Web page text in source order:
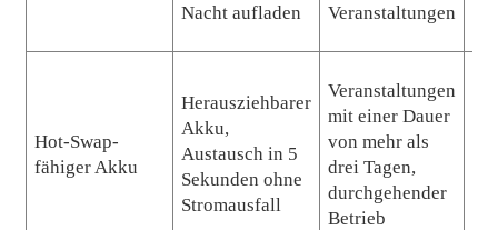
Nacht aufladen
Veranstaltungen
Hot-Swap-
fähiger Akku
Herausziehbarer
Akku,
Austausch in 5
Sekunden ohne
Stromausfall
Veranstaltungen
mit einer Dauer
von mehr als
drei Tagen,
durchgehender
Betrieb